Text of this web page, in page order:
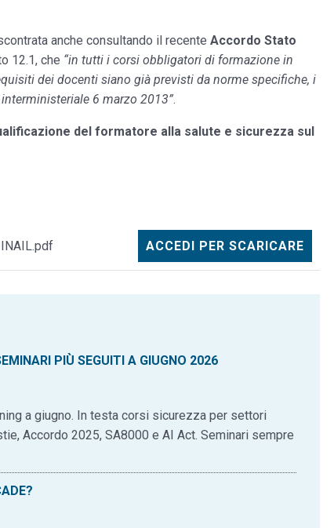
anche consultando il recente Accordo Stato
12.1, che “in tutti i corsi obbligatori di formazione in
dei docenti siano già previsti da norme specifiche, i
6 marzo 2013”.
del formatore alla salute e sicurezza sul
ACCEDI PER SCARICARE
PIÙ SEGUITI A GIUGNO 2026
a giugno. In testa corsi sicurezza per settori
Accordo 2025, SA8000 e AI Act. Seminari sempre